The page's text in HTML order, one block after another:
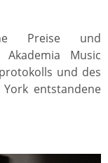
Preise und
Music
und des
entstandene